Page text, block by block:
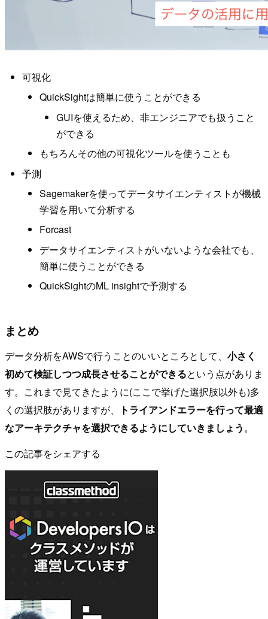
可視化
QuickSightは簡単に使うことができる
GUIを使えるため、非エンジニアでも扱うこと
ができる
もちろんその他の可視化ツールを使うことも
予測
Sagemakerを使ってデータサイエンティストが機械
学習を用いて分析する
Forcast
データサイエンティストがいないような会社でも、
簡単に使うことができる
QuickSightのML insightで予測する
まとめ
データ分析をAWSで行うことのいいところとして、 小さく
初めて検証しつつ成長させることができるという点がありま
す。これまで見てきたように(ここで挙げた選択肢以外も)多
くの選択肢がありますが、
トライアンドエラーを行って最適
なアーキテクチャを選択できるようにしていきましょう。
この記事をシェアする